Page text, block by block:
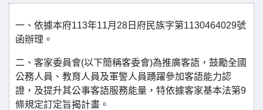
一、依據本府113年11月28日府民族字第1130464029號
函辦理。
二、客家委員會(以下簡稱客委會)為推廣客語，鼓勵全國
公務人員、教育人員及軍警人員踴躍參加客語能力認
證，及提升其公事客語服務能量，特依據客家基本法第9
條規定訂定旨揭計畫。